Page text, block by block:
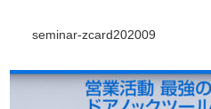
seminar-zcard202009